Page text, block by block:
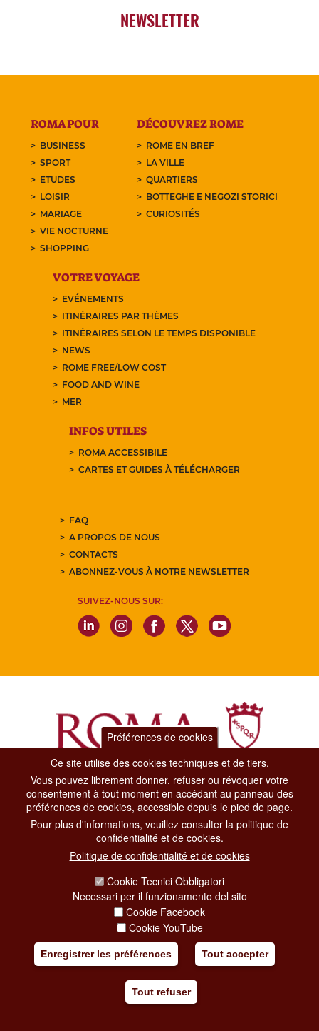
NEWSLETTER
ROMA POUR
BUSINESS
SPORT
ETUDES
LOISIR
MARIAGE
VIE NOCTURNE
SHOPPING
DÉCOUVREZ ROME
ROME EN BREF
LA VILLE
QUARTIERS
BOTTEGHE E NEGOZI STORICI
CURIOSITÉS
VOTRE VOYAGE
EVÉNEMENTS
ITINÉRAIRES PAR THÈMES
ITINÉRAIRES SELON LE TEMPS DISPONIBLE
NEWS
ROME FREE/LOW COST
FOOD AND WINE
MER
INFOS UTILES
ROMA ACCESSIBILE
CARTES ET GUIDES À TÉLÉCHARGER
FAQ
A PROPOS DE NOUS
CONTACTS
ABONNEZ-VOUS À NOTRE NEWSLETTER
SUIVEZ-NOUS SUR:
Dipartimento Grandi Eventi, Sport, Turismo e Moda.
Via di San Basilio, 51
00187 Roma
CONTACT CENTER TEL. 06 06 08
CONTATTA LA REDAZIONE
SOCIAL MEDIA POLICY
COPYRIGHT
Préférences de cookies
Ce site utilise des cookies techniques et de tiers.
Vous pouvez librement donner, refuser ou révoquer votre
consentement à tout moment en accédant au panneau des
préférences de cookies, accessible depuis le pied de page.
Pour plus d'informations, veuillez consulter la politique de
confidentialité et de cookies.
Politique de confidentialité et de cookies
Cookie Tecnici Obbligatori
Necessari per il funzionamento del sito
Cookie Facebook
Cookie YouTube
Enregistrer les préférences Tout accepter
Tout refuser